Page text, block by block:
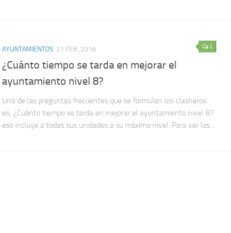
2
AYUNTAMIENTOS 21 FEB, 2016
¿Cuánto tiempo se tarda en mejorar el
ayuntamiento nivel 8?
Una de las preguntas frecuentes que se formulan los clasheros
es; ¿Cuánto tiempo se tarda en mejorar el ayuntamiento nivel 8?
eso incluye a todas sus unidades a su máximo nivel. Para ver los...